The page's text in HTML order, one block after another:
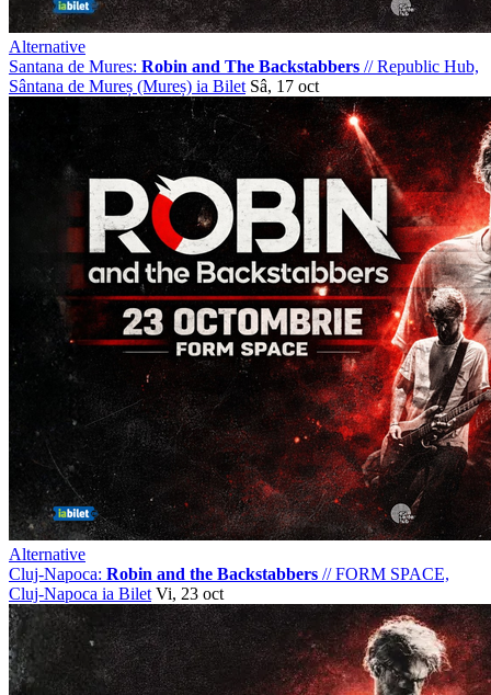
Alternative
Santana de Mures: Robin and The Backstabbers //Republic Hub,
Sântana de Mureș (Mureș) ia Bilet Sâ, 17 oct
Alternative
Cluj-Napoca: Robin and the Backstabbers //FORM SPACE,
Cluj-Napoca ia Bilet Vi, 23 oct